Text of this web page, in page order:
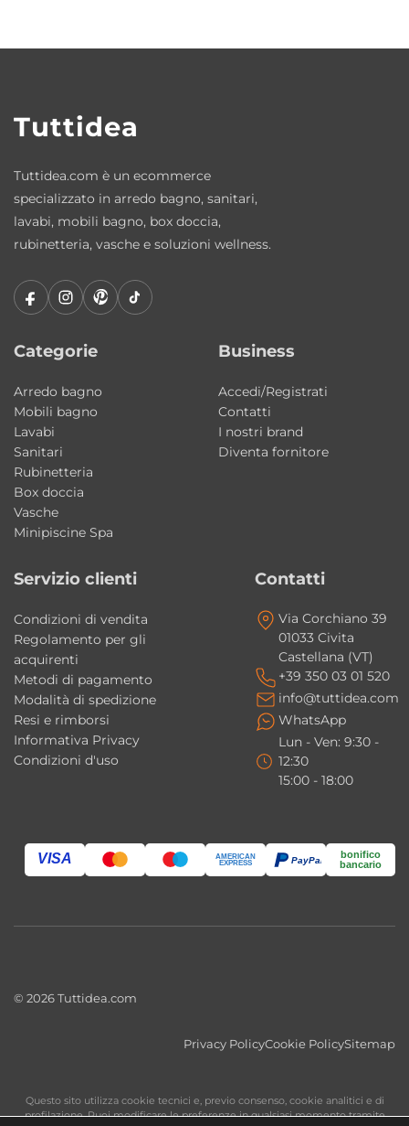
Tuttidea
Tuttidea.com è un ecommerce
specializzato in arredo bagno, sanitari,
lavabi, mobili bagno, box doccia,
rubinetteria, vasche e soluzioni wellness.
Categorie
Arredo bagno
Mobili bagno
Lavabi
Sanitari
Rubinetteria
Box doccia
Vasche
Minipiscine Spa
Business
Accedi/Registrati
Contatti
I nostri brand
Diventa fornitore
Servizio clienti
Condizioni di vendita
Regolamento per gli
acquirenti
Metodi di pagamento
Modalità di spedizione
Resi e rimborsi
Informativa Privacy
Condizioni d'uso
Contatti
Via Corchiano 39
01033 Civita
Castellana (VT)
+39 350 03 01 520
info@tuttidea.com
WhatsApp
Lun - Ven: 9:30 -
12:30
15:00 - 18:00
VISA AMERICAN
EXPRESS PayPal
bonifico
bancario
© 2026 Tuttidea.com
Privacy PolicyCookie PolicySitemap
Questo sito utilizza cookie tecnici e, previo consenso, cookie analitici e di
profilazione. Puoi modificare le preferenze in qualsiasi momento tramite